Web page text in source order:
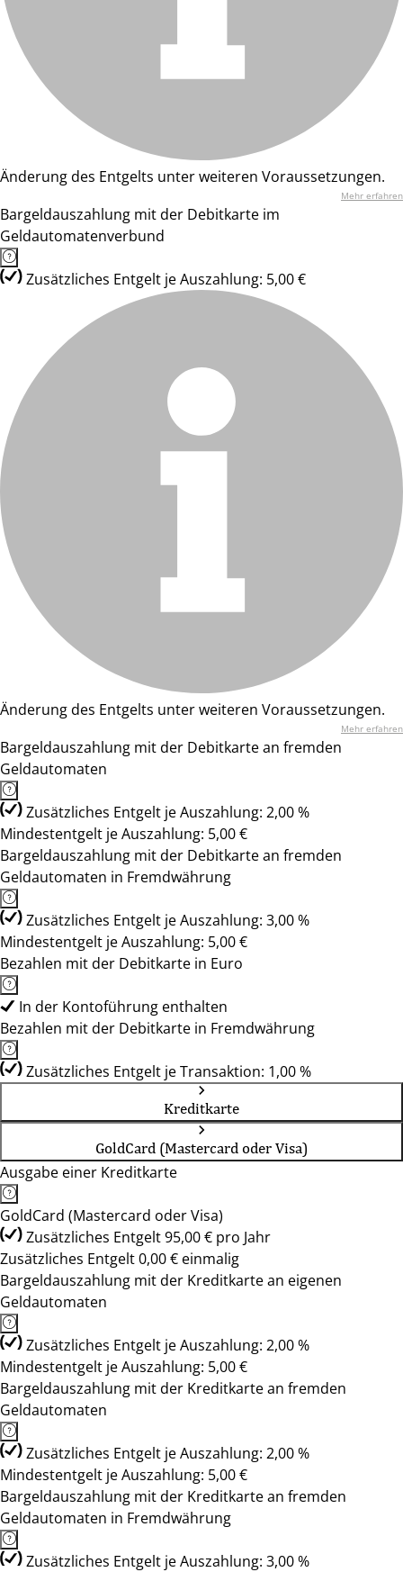
Änderung des Entgelts unter weiteren Voraussetzungen.
Mehr erfahren
Bargeldauszahlung mit der Debitkarte im
Geldautomatenverbund
Zusätzliches Entgelt je Auszahlung: 5,00 €
Änderung des Entgelts unter weiteren Voraussetzungen.
Mehr erfahren
Bargeldauszahlung mit der Debitkarte an fremden
Geldautomaten
Zusätzliches Entgelt je Auszahlung: 2,00 %
Mindestentgelt je Auszahlung: 5,00 €
Bargeldauszahlung mit der Debitkarte an fremden
Geldautomaten in Fremdwährung
Zusätzliches Entgelt je Auszahlung: 3,00 %
Mindestentgelt je Auszahlung: 5,00 €
Bezahlen mit der Debitkarte in Euro
In der Kontoführung enthalten
Bezahlen mit der Debitkarte in Fremdwährung
Zusätzliches Entgelt je Transaktion: 1,00 %
Kreditkarte
GoldCard (Mastercard oder Visa)
Ausgabe einer Kreditkarte
GoldCard (Mastercard oder Visa)
Zusätzliches Entgelt 95,00 € pro Jahr
Zusätzliches Entgelt 0,00 € einmalig
Bargeldauszahlung mit der Kreditkarte an eigenen
Geldautomaten
Zusätzliches Entgelt je Auszahlung: 2,00 %
Mindestentgelt je Auszahlung: 5,00 €
Bargeldauszahlung mit der Kreditkarte an fremden
Geldautomaten
Zusätzliches Entgelt je Auszahlung: 2,00 %
Mindestentgelt je Auszahlung: 5,00 €
Bargeldauszahlung mit der Kreditkarte an fremden
Geldautomaten in Fremdwährung
Zusätzliches Entgelt je Auszahlung: 3,00 %